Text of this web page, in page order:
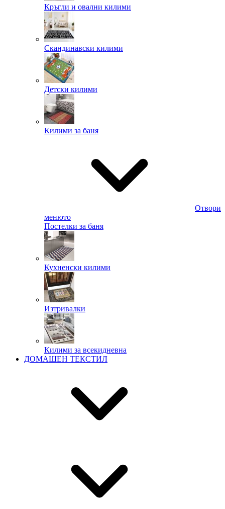
Кръгли и овални килими
Скандинавски килими
Детски килими
Килими за баня
Отвори
менюто
Постелки за баня
Кухненски килими
Изтривалки
Килими за всекидневна
ДОМАШЕН ТЕКСТИЛ